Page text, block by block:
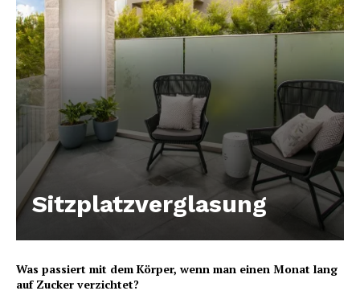
Sitzplatzverglasung
Was passiert mit dem Körper, wenn man einen Monat lang
auf Zucker verzichtet?